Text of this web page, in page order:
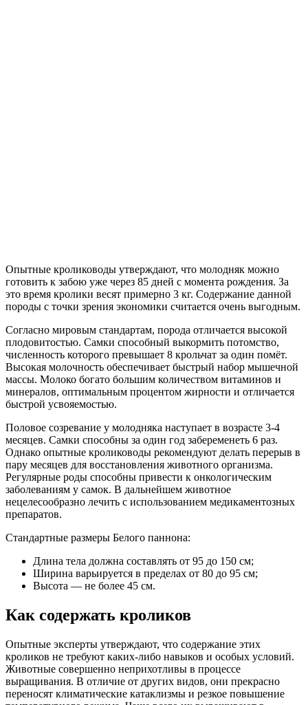
Опытные кролиководы утверждают, что молодняк можно
готовить к забою уже через 85 дней с момента рождения. За
это время кролики весят примерно 3 кг. Содержание данной
породы с точки зрения экономики считается очень выгодным.
Согласно мировым стандартам, порода отличается высокой
плодовитостью. Самки способный выкормить потомство,
численность которого превышает 8 крольчат за один помёт.
Высокая молочность обеспечивает быстрый набор мышечной
массы. Молоко богато большим количеством витаминов и
минералов, оптимальным процентом жирности и отличается
быстрой усвояемостью.
Половое созревание у молодняка наступает в возрасте 3-4
месяцев. Самки способны за один год забеременеть 6 раз.
Однако опытные кролиководы рекомендуют делать перерыв в
пару месяцев для восстановления животного организма.
Регулярные роды способны привести к онкологическим
заболеваниям у самок. В дальнейшем животное
нецелесообразно лечить с использованием медикаментозных
препаратов.
Стандартные размеры Белого паннона:
Длина тела должна составлять от 95 до 150 см;
Ширина варьируется в пределах от 80 до 95 см;
Высота — не более 45 см.
Как содержать кроликов
Опытные эксперты утверждают, что содержание этих
кроликов не требуют каких-либо навыков и особых условий.
Животные совершенно неприхотливы в процессе
выращивания. В отличие от других видов, они прекрасно
переносят климатические катаклизмы и резкое повышение